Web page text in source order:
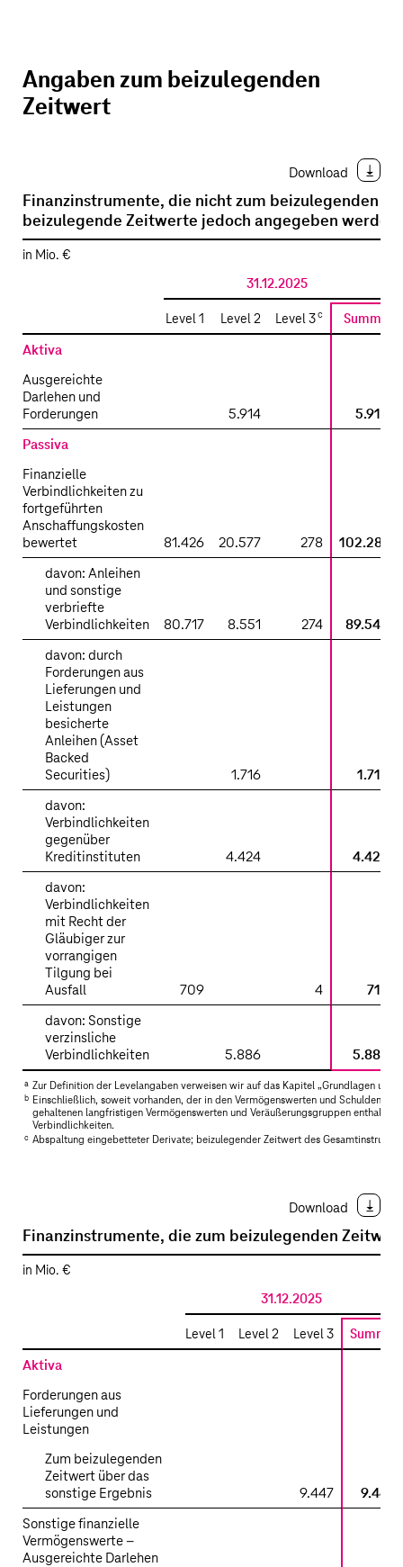
Angaben zum beizulegenden
Zeitwert
Download
Finanzinstrumente, die nicht zum beizulegenden
beizulegende Zeitwerte jedoch angegeben werden
in Mio. €
31.12.2025
Level 1 Level 2 Level 3c Summe
Aktiva
Ausgereichte
Darlehen und
Forderungen
5.914
5.914
Passiva
Finanzielle
Verbindlichkeiten zu
fortgeführten
Anschaffungskosten
bewertet
81.426 20.577 278
102.281
davon: Anleihen
und sonstige
verbriefte
Verbindlichkeiten
80.717 8.551 274
89.542
davon: durch
Forderungen aus
Lieferungen und
Leistungen
besicherte
Anleihen (Asset
Backed
Securities)
1.716
1.716
davon:
Verbindlichkeiten
gegenüber
Kreditinstituten
4.424
4.424
davon:
Verbindlichkeiten
mit Recht der
Gläubiger zur
vorrangigen
Tilgung bei
Ausfall
709 4
713
davon: Sonstige
verzinsliche
Verbindlichkeiten
5.886 5.886
a Zur Definition der Levelangaben verweisen wir auf das Kapitel „Grundlagen und
b
Einschließlich, soweit vorhanden, der in den Vermögenswerten und Schulden in
gehaltenen langfristigen Vermögenswerten und Veräußerungsgruppen
Verbindlichkeiten.
c Abspaltung eingebetteter Derivate; beizulegender Zeitwert des
Download
Finanzinstrumente, die zum beizulegenden
in Mio. €
31.12.2025
Level 1 Level 2 Level 3 Summe
Aktiva
Forderungen aus
Lieferungen und
Leistungen
Zum beizulegenden
Zeitwert über das
sonstige Ergebnis
9.447
9.447
Sonstige finanzielle
Vermögenswerte –
Ausgereichte Darlehen